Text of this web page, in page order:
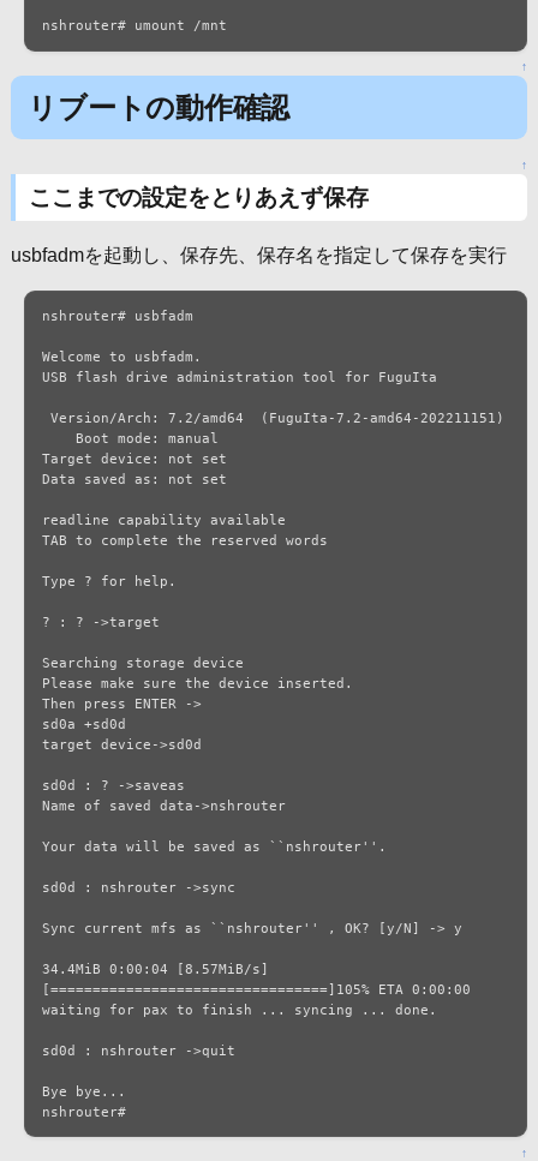
nshrouter# umount /mnt
↑
リブートの動作確認
↑
ここまでの設定をとりあえず保存
usbfadmを起動し、保存先、保存名を指定して保存を実行
nshrouter# usbfadm
Welcome to usbfadm.
USB flash drive administration tool for FuguIta
Version/Arch: 7.2/amd64  (FuguIta-7.2-amd64-202211151)
Target device: not set
Data saved as: not set
readline capability available
TAB to complete the reserved words
Type ? for help.
? : ? ->target
Searching storage device
Please make sure the device inserted.
Then press ENTER ->
sd0a +sd0d
target device->sd0d
sd0d : ? ->saveas
Name of saved data->nshrouter
Your data will be saved as ``nshrouter''.
sd0d : nshrouter ->sync
Sync current mfs as ``nshrouter'' , OK? [y/N] -> y
34.4MiB 0:00:04 [8.57MiB/s]
[=================================]105% ETA 0:00:00
waiting for pax to finish ... syncing ... done.
sd0d : nshrouter ->quit
Bye bye...
nshrouter#
↑